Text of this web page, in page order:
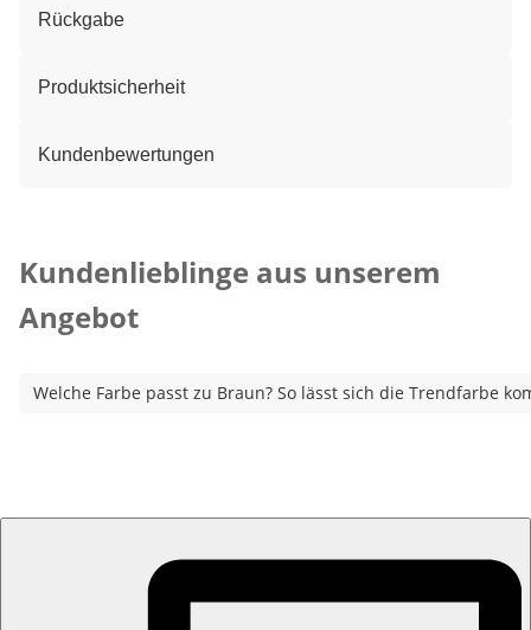
Rückgabe
Produktsicherheit
Kundenbewertungen
Kundenlieblinge aus unserem
Angebot
Welche Farbe passt zu Braun? So lässt sich die Trendfarbe